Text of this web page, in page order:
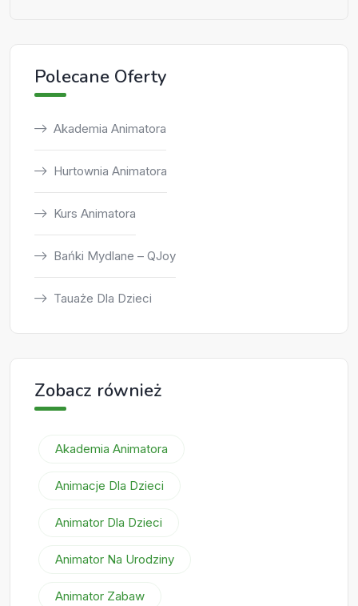
Polecane Oferty
Akademia Animatora
Hurtownia Animatora
Kurs Animatora
Bańki Mydlane – QJoy
Tauaże Dla Dzieci
Zobacz również
Akademia Animatora
Animacje Dla Dzieci
Animator Dla Dzieci
Animator Na Urodziny
Animator Zabaw